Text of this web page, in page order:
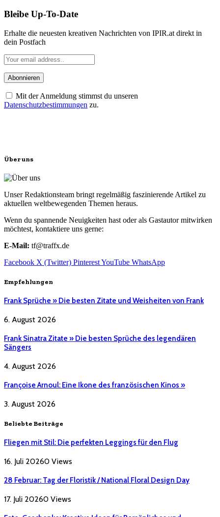
Bleibe Up-To-Date
Erhalte die neuesten kreativen Nachrichten von IPIR.at direkt in
dein Postfach
Mit der Anmeldung stimmst du unseren
Datenschutzbestimmungen zu.
Über uns
Unser Redaktionsteam bringt regelmäßig faszinierende Artikel zu
aktuellen weltbewegenden Themen heraus.
Wenn du spannende Neuigkeiten hast oder als Gastautor mitwirken
möchtest, kontaktiere uns gerne:
E-Mail: tf@traffx.de
Facebook X (Twitter) PinterestYouTube WhatsApp
Empfehlungen
Frank Sprüche » Die besten Zitate und Weisheiten von Frank
6. August 2026
Frank Sinatra Zitate » Die besten Sprüche des legendären
Sängers
4. August 2026
Françoise Arnoul: Eine Ikone des französischen Kinos »
3. August 2026
Beliebte Beiträge
Fliegen mit Stil: Die perfekten Leggings für den Flug
16. Juli 20260 Views
28 Februar: Tag der Floristik / National Floral Design Day
17. Juli 20260 Views